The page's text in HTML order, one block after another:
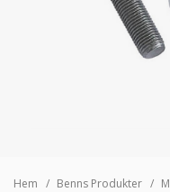
Hem Benns Produkter